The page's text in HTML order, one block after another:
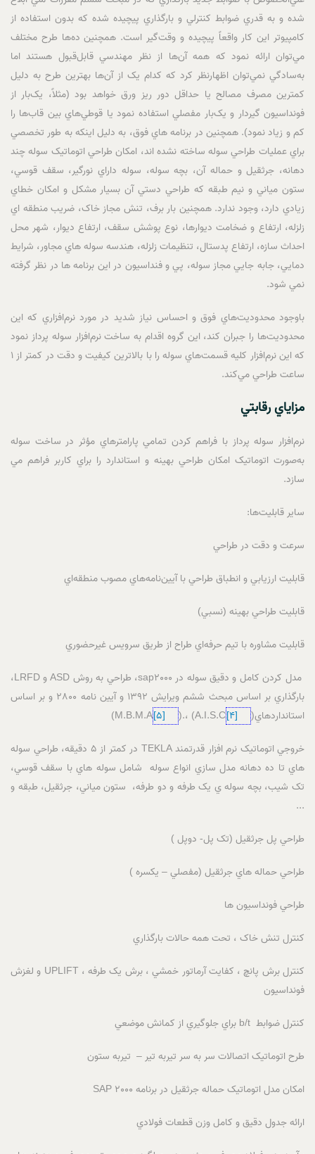
شده و به ‌قدري ضوابط کنترلي و بارگذاري پيچيده شده که بدون استفاده از
کامپيوتر اين کار واقعاً پيچيده و وقت‌گير است. همچنين ده‌ها طرح مختلف
مي‌توان ارائه نمود که همه آن‌ها از نظر مهندسي قابل‌قبول هستند اما
به‌سادگي نمي‌توان اظهارنظر کرد که کدام ‌يک از آن‌ها بهترين طرح به دليل
کمترين مصرف مصالح يا حداقل دور ريز ورق خواهد بود (مثلاً، يک‌بار از
فونداسيون گيردار و يک‌بار مفصلي استفاده نمود يا قوطي‌هاي بين قاب‌ها را
کم‌ و زياد نمود). همچنين در برنامه هاي فوق، به دليل اينکه به طور تخصصي
براي عمليات طراحي سوله ساخته نشده اند، امکان طراحي اتوماتيک سوله چند
دهانه، جرثقيل و حماله آن، بچه سوله، سوله داراي نورگير، سقف قوسي،
ستون مياني و نيم طبقه که طراحي دستي آن بسيار مشکل و امکان خطاي
زيادي دارد، وجود ندارد. همچنين بار برف، تنش مجاز خاک، ضريب منطقه اي
زلزله، ارتفاع و ضخامت ديوارها، نوع پوشش سقف، ارتفاع ديوار، شهر محل
احداث سازه، ارتفاع پدستال، تنظيمات زلزله، هندسه سوله هاي مجاور، شرايط
دمايي، جابه جايي مجاز سوله، پي و فنداسيون در اين برنامه ها در نظر گرفته
نمي شود.
باوجود محدوديت‌هاي فوق و احساس نياز شديد در مورد نرم‌افزاري که اين
محدوديت‌ها را جبران کند، اين گروه اقدام به ساخت نرم‌افزار سوله پرداز نمود
که اين نرم‌افزار کليه قسمت‌هاي سوله را با بالاترين کيفيت و دقت در کمتر از 1
ساعت طراحي مي‌کند.
مزاياي رقابتي
نرم‌افزار سوله پرداز با فراهم کردن تمامي پارامترهاي مؤثر در ساخت سوله
به‌صورت اتوماتيک امکان طراحي بهينه و استاندارد را براي کاربر فراهم مي
سازد.
ساير قابليت‌ها:
سرعت و دقت در طراحي
قابليت ارزيابي و انطباق طراحي با آيين‌نامه‌هاي مصوب منطقه‌اي
قابليت طراحي بهينه (نسبي)
قابليت مشاوره با تيم حرفه‌اي طراح از طريق سرويس غيرحضوري
مدل کردن کامل و دقيق سوله در sap2000، طراحي به روش ASD و LRFD،
بارگذاري بر اساس مبحث ششم ويرايش 1392 و آيين نامه 2800 و بر اساس
استانداردهاي(A.I.S.C
[4] ) ،.(M.B.M.A [5]
)
خروجي اتوماتيک نرم افزار قدرتمند TEKLA در کمتر از 5 دقيقه، طراحي سوله
هاي تا ده دهانه مدل سازي انواع سوله شامل سوله هاي با سقف قوسي،
تک شيب، بچه سوله ي يک طرفه و دو طرفه، ستون مياني، جرثقيل، طبقه و
...
طراحي پل جرثقيل (تک پل- دوپل )
طراحي حماله هاي جرثقيل (مفصلي – يکسره )
طراحي فونداسيون ها
کنترل تنش خاک ، تحت همه حالات بارگذاري
کنترل برش پانچ ، کفايت آرماتور خمشي ، برش يک طرفه ، UPLIFT و لغزش
فونداسيون
کنترل ضوابط b/t براي جلوگيري از کمانش موضعي
طرح اتوماتيک اتصالات سر به سر تيربه تير – تيربه ستون
امکان مدل اتوماتيک حماله جرثقيل در برنامه SAP 2000
ارائه جدول دقيق و کامل وزن قطعات فولادي